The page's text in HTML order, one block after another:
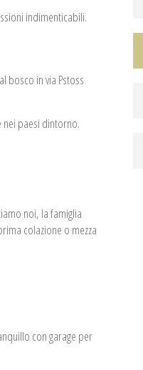
indimenticabili.
bosco in via Pstoss
nei paesi dintorno.
noi, la famiglia
colazione o mezza
con garage per